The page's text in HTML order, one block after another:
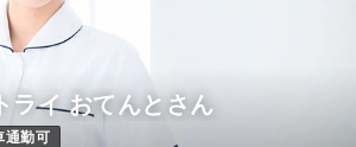
ライ おてんとさん
通勤可